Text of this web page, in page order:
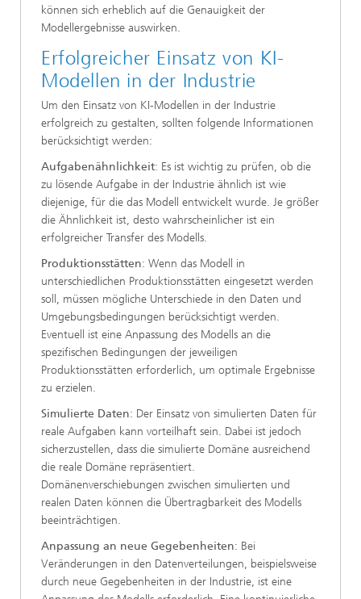
können sich erheblich auf die Genauigkeit der
Modellergebnisse auswirken.
Erfolgreicher Einsatz von KI-
Modellen in der Industrie
Um den Einsatz von KI-Modellen in der Industrie
erfolgreich zu gestalten, sollten folgende Informationen
berücksichtigt werden:
Aufgabenähnlichkeit: Es ist wichtig zu prüfen, ob die
zu lösende Aufgabe in der Industrie ähnlich ist wie
diejenige, für die das Modell entwickelt wurde. Je größer
die Ähnlichkeit ist, desto wahrscheinlicher ist ein
erfolgreicher Transfer des Modells.
Produktionsstätten: Wenn das Modell in
unterschiedlichen Produktionsstätten eingesetzt werden
soll, müssen mögliche Unterschiede in den Daten und
Umgebungsbedingungen berücksichtigt werden.
Eventuell ist eine Anpassung des Modells an die
spezifischen Bedingungen der jeweiligen
Produktionsstätten erforderlich, um optimale Ergebnisse
zu erzielen.
Simulierte Daten: Der Einsatz von simulierten Daten für
reale Aufgaben kann vorteilhaft sein. Dabei ist jedoch
sicherzustellen, dass die simulierte Domäne ausreichend
die reale Domäne repräsentiert.
Domänenverschiebungen zwischen simulierten und
realen Daten können die Übertragbarkeit des Modells
beeinträchtigen.
Anpassung an neue Gegebenheiten: Bei
Veränderungen in den Datenverteilungen, beispielsweise
durch neue Gegebenheiten in der Industrie, ist eine